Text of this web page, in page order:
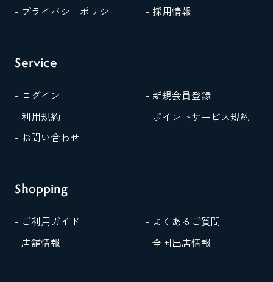
- プライバシーポリシー
- 採用情報
Service
- ログイン
- 新規会員登録
- 利用規約
- ポイントサービス規約
- お問い合わせ
Shopping
- ご利用ガイド
- よくあるご質問
- 店舗情報
- 全国出店情報